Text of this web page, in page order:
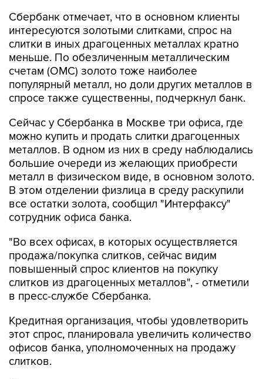
Сбербанк отмечает, что в основном клиенты
интересуются золотыми слитками, спрос на
слитки в иных драгоценных металлах кратно
меньше. По обезличенным металлическим
счетам (ОМС) золото тоже наиболее
популярный металл, но доли других металлов в
спросе также существенны, подчеркнул банк.
Сейчас у Сбербанка в Москве три офиса, где
можно купить и продать слитки драгоценных
металлов. В одном из них в среду наблюдались
большие очереди из желающих приобрести
металл в физическом виде, в основном золото.
В этом отделении физлица в среду раскупили
все остатки золота, сообщил "Интерфаксу"
сотрудник офиса банка.
"Во всех офисах, в которых осуществляется
продажа/покупка слитков, сейчас видим
повышенный спрос клиентов на покупку
слитков из драгоценных металлов", - отметили
в пресс-службе Сбербанка.
Кредитная организация, чтобы удовлетворить
этот спрос, планировала увеличить количество
офисов банка, уполномоченных на продажу
слитков.